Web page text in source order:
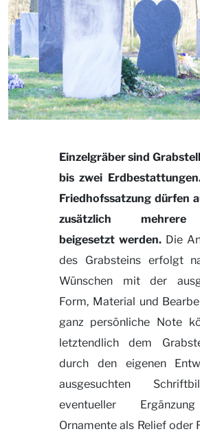
Einzelgräber sind
bis zwei
Friedhofssatzung dürfen
zusätzlich
beigesetzt werden.Die
des Grabsteins erfolgt
Wünschen mit der
Form, Material und
ganz persönliche Note
letztendlich dem
durch den eigenen
ausgesuchten
eventueller
Ornamente als Relief oder